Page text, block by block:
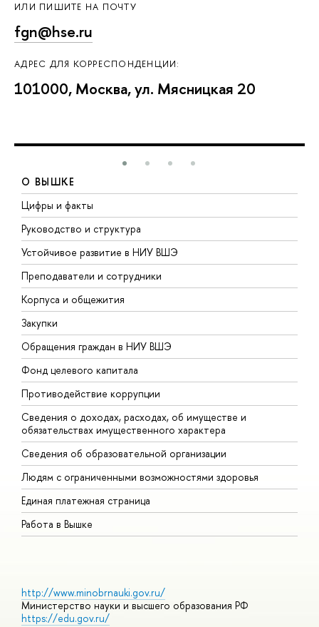
ИЛИ ПИШИТЕ НА ПОЧТУ
fgn@hse.ru
АДРЕС ДЛЯ КОРРЕСПОНДЕНЦИИ:
101000, Москва, ул. Мясницкая 20
О ВЫШКЕ
Цифры и факты
Руководство и структура
Устойчивое развитие в НИУ ВШЭ
Преподаватели и сотрудники
Корпуса и общежития
Закупки
Обращения граждан в НИУ ВШЭ
Фонд целевого капитала
Противодействие коррупции
Сведения о доходах, расходах, об имуществе и
обязательствах имущественного характера
Сведения об образовательной организации
Людям с ограниченными возможностями здоровья
Единая платежная страница
Работа в Вышке
http://www.minobrnauki.gov.ru/
Министерство науки и высшего образования РФ
https://edu.gov.ru/